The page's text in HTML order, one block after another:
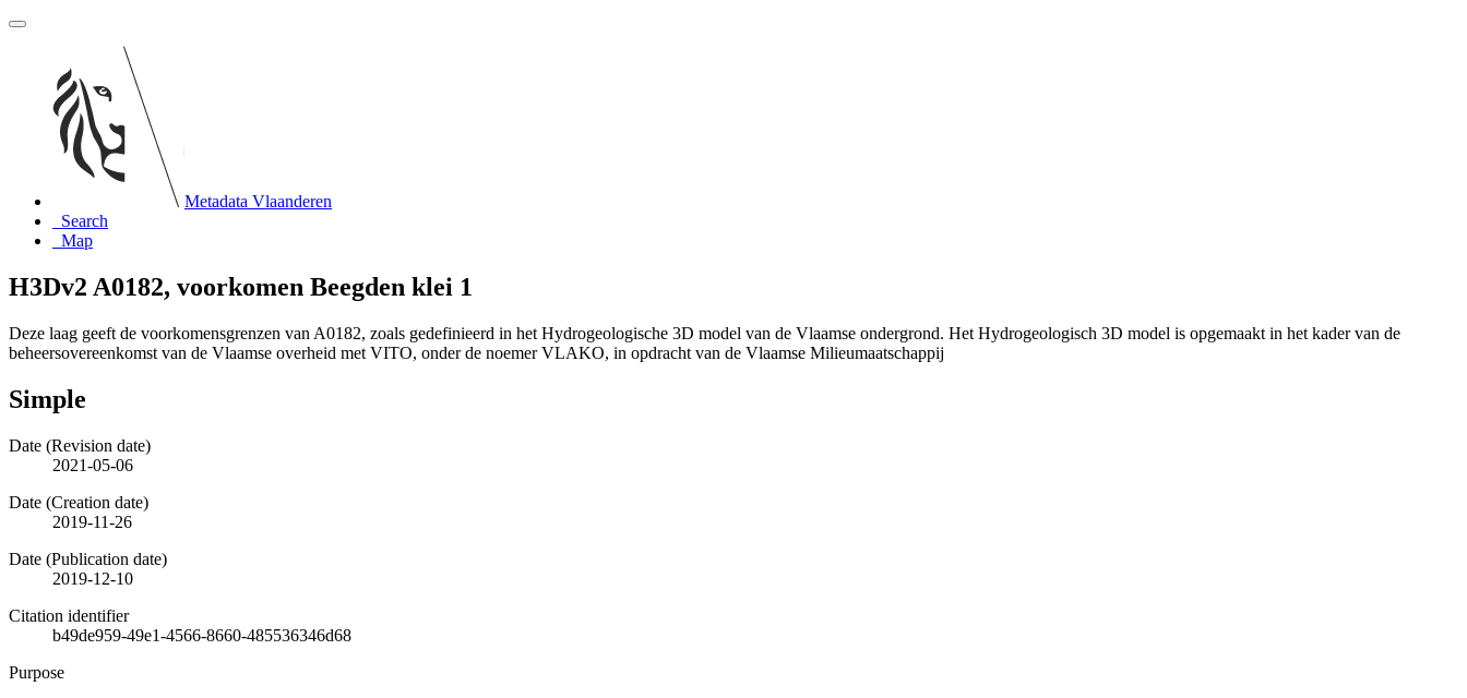
Metadata Vlaanderen
Search
Map
H3Dv2 A0182, voorkomen Beegden klei 1
Deze laag geeft de voorkomensgrenzen van A0182, zoals gedefinieerd in het Hydrogeologische 3D model van de Vlaamse ondergrond. Het Hydrogeologisch 3D model is opgemaakt in het kader van de
beheersovereenkomst van de Vlaamse overheid met VITO, onder de noemer VLAKO, in opdracht van de Vlaamse Milieumaatschappij
Simple
Date (Revision date)
2021-05-06
Date (Creation date)
2019-11-26
Date (Publication date)
2019-12-10
Citation identifier
b49de959-49e1-4566-8660-485536346d68
Purpose